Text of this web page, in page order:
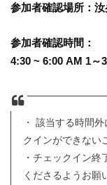
参加者確認場所：
参加者確認時間：
4:30 ~ 6:00 AM 1～
・ 該当する時間
クインができない
・チェックイン
くださるようお願